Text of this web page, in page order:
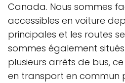
Canada. Nous sommes
accessibles en voiture
principales et les routes
sommes également
plusieurs arrêts de bus,
en transport en commun